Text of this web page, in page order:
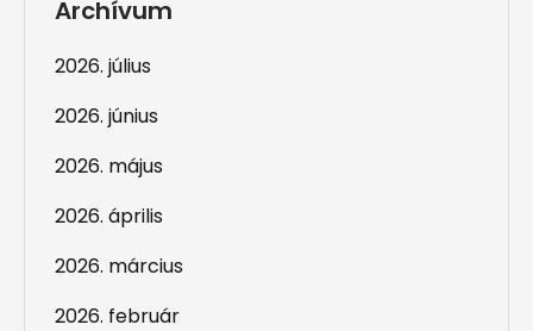
Archívum
2026. július
2026. június
2026. május
2026. április
2026. március
2026. február